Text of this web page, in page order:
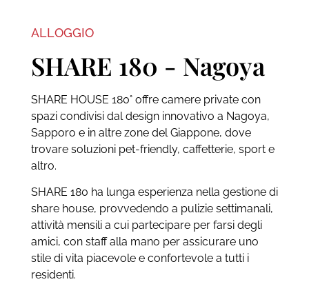
ALLOGGIO
SHARE 180 - Nagoya
SHARE HOUSE 180° offre camere private con
spazi condivisi dal design innovativo a Nagoya,
Sapporo e in altre zone del Giappone, dove
trovare soluzioni pet-friendly, caffetterie, sport e
altro.
SHARE 180 ha lunga esperienza nella gestione di
share house, provvedendo a pulizie settimanali,
attività mensili a cui partecipare per farsi degli
amici, con staff alla mano per assicurare uno
stile di vita piacevole e confortevole a tutti i
residenti.